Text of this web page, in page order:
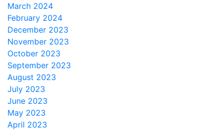
March 2024
February 2024
December 2023
November 2023
October 2023
September 2023
August 2023
July 2023
June 2023
May 2023
April 2023